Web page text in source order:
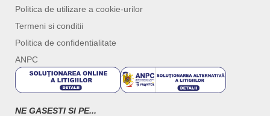
Politica de utilizare a cookie-urilor
Termeni si conditii
Politica de confidentialitate
ANPC
NE GASESTI SI PE...